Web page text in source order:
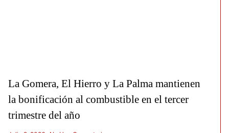
La Gomera, El Hierro y La Palma mantienen
la bonificación al combustible en el tercer
trimestre del año